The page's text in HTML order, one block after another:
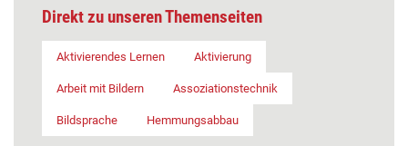
Direkt zu unseren Themenseiten
Aktivierendes Lernen Aktivierung
Arbeit mit Bildern Assoziationstechnik
Bildsprache Hemmungsabbau